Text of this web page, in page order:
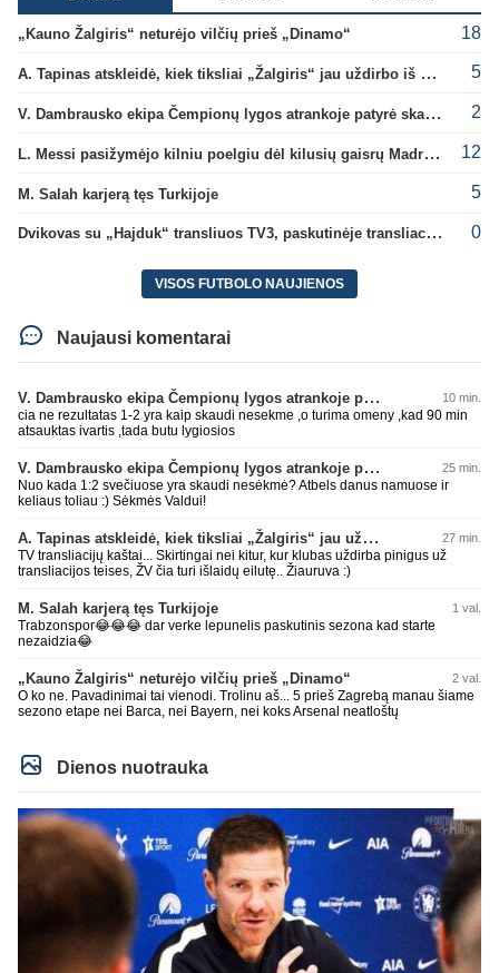
„Kauno Žalgiris“ neturėjo vilčių prieš „Dinamo“ 18
A. Tapinas atskleidė, kiek tiksliai „Žalgiris“ jau uždirbo iš UEFA premijų 5
V. Dambrausko ekipa Čempionų lygos atrankoje patyrė skaudžią nesėkmę 2
L. Messi pasižymėjo kilniu poelgiu dėl kilusių gaisrų Madride 12
M. Salah karjerą tęs Turkijoje 5
Dvikovas su „Hajduk“ transliuos TV3, paskutinėje transliacijoje – nauji rekordai 0
VISOS FUTBOLO NAUJIENOS
Naujausi komentarai
V. Dambrausko ekipa Čempionų lygos atrankoje patyrė skaudžią nesėkmę 10 min.
cia ne rezultatas 1-2 yra kaip skaudi nesekme ,o turima omeny ,kad 90 min
atsauktas ivartis ,tada butu lygiosios
V. Dambrausko ekipa Čempionų lygos atrankoje patyrė skaudžią nesėkmę 25 min.
Nuo kada 1:2 svečiuose yra skaudi nesėkmė? Atbels danus namuose ir
keliaus toliau :) Sėkmės Valdui!
A. Tapinas atskleidė, kiek tiksliai „Žalgiris“ jau uždirbo iš UEFA premijų 27 min.
TV transliacijų kaštai... Skirtingai nei kitur, kur klubas uždirba pinigus už
transliacijos teises, ŽV čia turi išlaidų eilutę.. Žiauruva :)
M. Salah karjerą tęs Turkijoje 1 val.
Trabzonspor😂😂😂 dar verke lepunelis paskutinis sezona kad starte
nezaidzia😂
„Kauno Žalgiris“ neturėjo vilčių prieš „Dinamo“ 2 val.
O ko ne. Pavadinimai tai vienodi. Trolinu aš... 5 prieš Zagrebą manau šiame
sezono etape nei Barca, nei Bayern, nei koks Arsenal neatloštų
Dienos nuotrauka